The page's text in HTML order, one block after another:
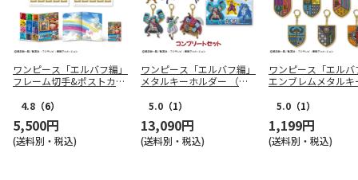
ワンピース「エルバフ編」
フレーム切手&ポストカー
4.8 （6）
5,500円
(送料別・税込)
ワンピース「エルバフ編」
メタルキーホルダー （全1
5.0 （1）
13,090円
(送料別・税込)
ワンピース「エルバ
エンブレムメタルキ
ング）
5.0 （1）
1,199円
(送料別・税込)